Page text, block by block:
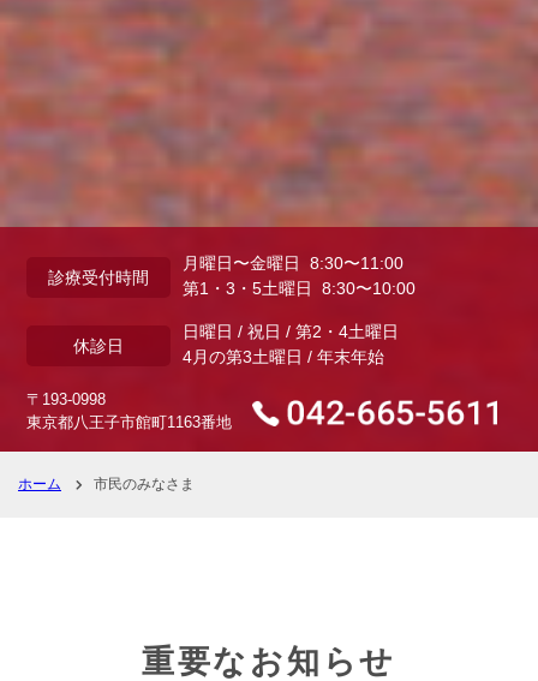
診療受付時間
月曜日〜金曜日 8:30〜11:00
第1・3・5土曜日 8:30〜10:00
休診日
日曜日 / 祝日 / 第2・4土曜日
4月の第3土曜日 / 年末年始
〒193-0998
東京都八王子市館町1163番地
ホーム 市民のみなさま
重要なお知らせ